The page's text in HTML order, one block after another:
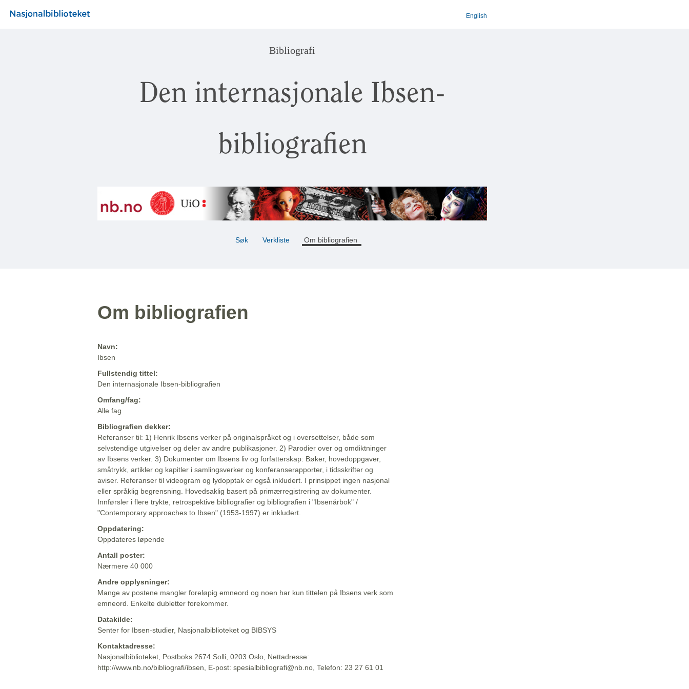
English
Bibliografi
Den internasjonale Ibsen-
bibliografien
Søk Verkliste Om bibliografien
Om bibliografien
Navn:
Ibsen
Fullstendig tittel:
Den internasjonale Ibsen-bibliografien
Omfang/fag:
Alle fag
Bibliografien dekker:
Referanser til: 1) Henrik Ibsens verker på originalspråket og i oversettelser, både som
selvstendige utgivelser og deler av andre publikasjoner. 2) Parodier over og omdiktninger
av Ibsens verker. 3) Dokumenter om Ibsens liv og forfatterskap: Bøker, hovedoppgaver,
småtrykk, artikler og kapitler i samlingsverker og konferanserapporter, i tidsskrifter og
aviser. Referanser til videogram og lydopptak er også inkludert. I prinsippet ingen nasjonal
eller språklig begrensning. Hovedsaklig basert på primærregistrering av dokumenter.
Innførsler i flere trykte, retrospektive bibliografier og bibliografien i "Ibsenårbok" /
"Contemporary approaches to Ibsen" (1953-1997) er inkludert.
Oppdatering:
Oppdateres løpende
Antall poster:
Nærmere 40 000
Andre opplysninger:
Mange av postene mangler foreløpig emneord og noen har kun tittelen på Ibsens verk som
emneord. Enkelte dubletter forekommer.
Datakilde:
Senter for Ibsen-studier, Nasjonalbiblioteket og BIBSYS
Kontaktadresse:
Nasjonalbiblioteket, Postboks 2674 Solli, 0203 Oslo, Nettadresse:
http://www.nb.no/bibliografi/ibsen, E-post: spesialbibliografi@nb.no, Telefon: 23 27 61 01